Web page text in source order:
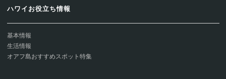
ハワイお役立ち情報
基本情報
生活情報
オアフ島おすすめスポット特集